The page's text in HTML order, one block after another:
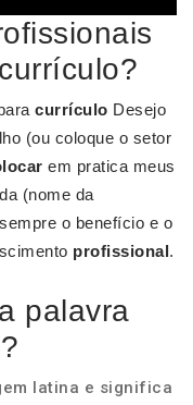
currículo Desejo
(ou coloque o setor
em pratica meus
(nome da
o benefício e o
profissional.
palavra
latina e significa